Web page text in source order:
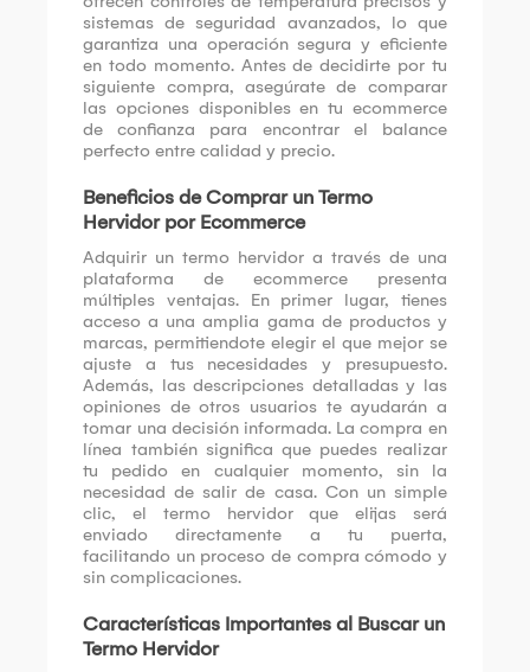
sistemas de seguridad avanzados, lo que
garantiza una operación segura y eficiente
en todo momento. Antes de decidirte por tu
siguiente compra, asegúrate de comparar
las opciones disponibles en tu ecommerce
de confianza para encontrar el balance
perfecto entre calidad y precio.
Beneficios de Comprar un Termo
Hervidor por Ecommerce
Adquirir un termo hervidor a través de una
plataforma de ecommerce presenta
múltiples ventajas. En primer lugar, tienes
acceso a una amplia gama de productos y
marcas, permitiendote elegir el que mejor se
ajuste a tus necesidades y presupuesto.
Además, las descripciones detalladas y las
opiniones de otros usuarios te ayudarán a
tomar una decisión informada. La compra en
línea también significa que puedes realizar
tu pedido en cualquier momento, sin la
necesidad de salir de casa. Con un simple
clic, el termo hervidor que elijas será
enviado directamente a tu puerta,
facilitando un proceso de compra cómodo y
sin complicaciones.
Características Importantes al Buscar un
Termo Hervidor